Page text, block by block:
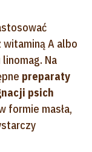
witaminą A albo
Na
preparaty
psich
formie masła,